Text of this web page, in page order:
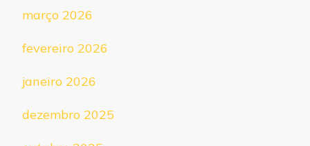
março 2026
fevereiro 2026
janeiro 2026
dezembro 2025